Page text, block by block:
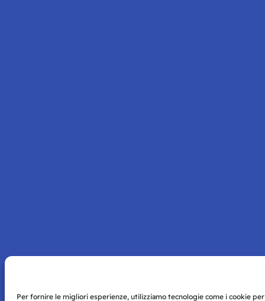
Per fornire le migliori esperienze, utilizziamo tecnologie come i cookie